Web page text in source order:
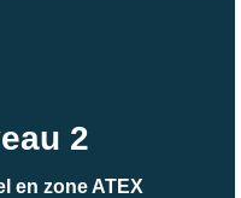
2
en zone ATEX